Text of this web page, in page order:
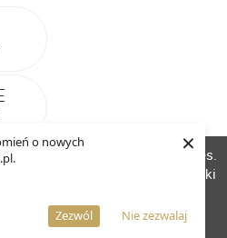
o nowych
Nie zezwalaj
Zezwól
×
ZEGARKI
korzystamy z plików cookies.
iż wyrażasz zgodę na to, że pliki
w Twoim urządzeniu.
Więcej informacji